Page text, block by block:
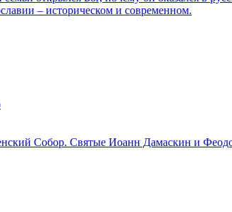
– историческом и современном.
Собор. Святые Иоанн Дамаскин и